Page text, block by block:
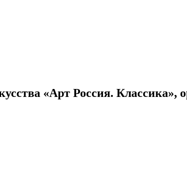
«Арт Россия. Классика»,